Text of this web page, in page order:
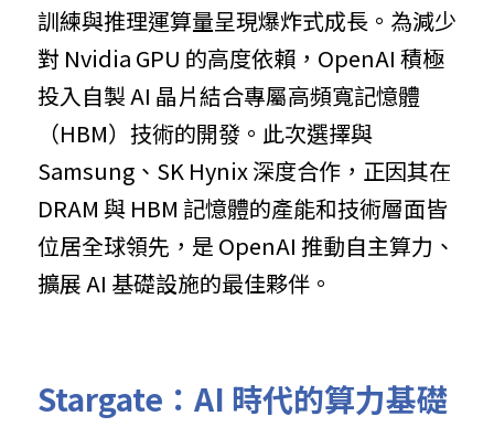
訓練與推理運算量呈現爆炸式成長。為減少
對 Nvidia GPU 的高度依賴，OpenAI 積極
投入自製 AI 晶片結合專屬高頻寬記憶體
（HBM）技術的開發。此次選擇與
Samsung、SK Hynix 深度合作，正因其在
DRAM 與 HBM 記憶體的產能和技術層面皆
位居全球領先，是 OpenAI 推動自主算力、
擴展 AI 基礎設施的最佳夥伴。
Stargate：AI 時代的算力基礎